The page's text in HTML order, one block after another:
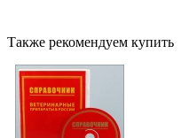
Также рекомендуем купить